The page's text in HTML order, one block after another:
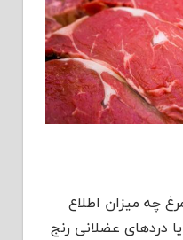
چه میزان اطلاع
دردهای عضلانی رنج